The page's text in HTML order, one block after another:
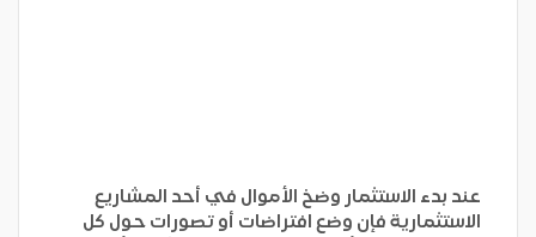
عند بدء الاستثمار وضخ الأموال في أحد المشاريع
الاستثمارية فإن وضع افتراضات أو تصورات حول كل